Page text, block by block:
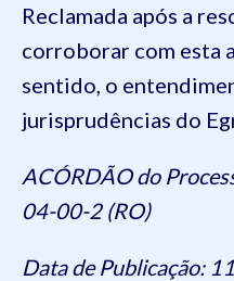
Reclamada após a
corroborar com esta
sentido, o
jurisprudências do
ACÓRDÃO do
04-00-2 (RO)
Data de Publicação: